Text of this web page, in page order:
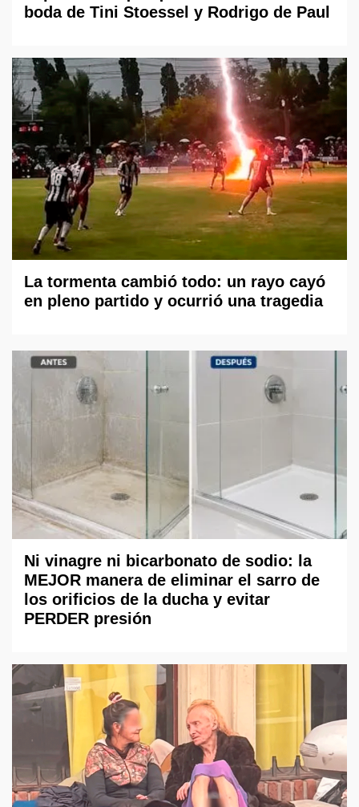
boda de Tini Stoessel y Rodrigo de Paul
La tormenta cambió todo: un rayo cayó
en pleno partido y ocurrió una tragedia
Ni vinagre ni bicarbonato de sodio: la
MEJOR manera de eliminar el sarro de
los orificios de la ducha y evitar
PERDER presión